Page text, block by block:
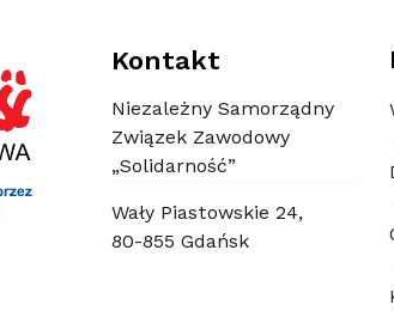
Kontakt
Niezależny Samorządny
Związek Zawodowy
„Solidarność”
Wały Piastowskie 24,
80-855 Gdańsk